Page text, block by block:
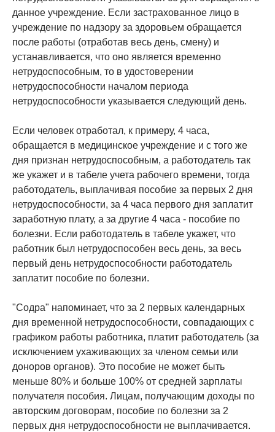
данное учреждение. Если застрахованное лицо в
учреждение по надзору за здоровьем обращается
после работы (отработав весь день, смену) и
устанавливается, что оно является временно
нетрудоспособным, то в удостоверении
нетрудоспособности началом периода
нетрудоспособности указывается следующий день.
Если человек отработал, к примеру, 4 часа,
обращается в медицинское учреждение и с того же
дня признан нетрудоспособным, а работодатель так
же укажет и в табеле учета рабочего времени, тогда
работодатель, выплачивая пособие за первых 2 дня
нетрудоспособности, за 4 часа первого дня заплатит
заработную плату, а за другие 4 часа - пособие по
болезни. Если работодатель в табеле укажет, что
работник был нетрудоспособен весь день, за весь
первый день нетрудоспособности работодатель
заплатит пособие по болезни.
"Содра" напоминает, что за 2 первых календарных
дня временной нетрудоспособности, совпадающих с
графиком работы работника, платит работодатель (за
исключением ухаживающих за членом семьи или
доноров органов). Это пособие не может быть
меньше 80% и больше 100% от средней зарплаты
получателя пособия. Лицам, получающим доходы по
авторским договорам, пособие по болезни за 2
первых дня нетрудоспособности не выплачивается.